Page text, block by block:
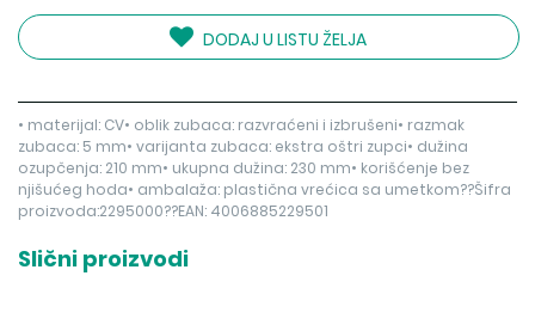
DODAJ U LISTU ŽELJA
• materijal: CV• oblik zubaca: razvraćeni i izbrušeni• razmak
zubaca: 5 mm• varijanta zubaca: ekstra oštri zupci• dužina
ozupčenja: 210 mm• ukupna dužina: 230 mm• korišćenje bez
njišućeg hoda• ambalaža: plastična vrećica sa umetkom??Šifra
proizvoda:2295000??EAN: 4006885229501
Slični proizvodi